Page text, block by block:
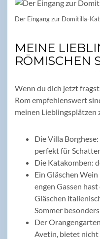
Der Eingang zur Domitilla-
MEINE
RÖMISCHEN
Wenn du dich jetzt
Rom empfehlenswert
meinen Lieblingsplätzen
Die Villa
perfekt für
Die Katakomben:
Ein Gläschen
engen Gassen
Gläschen
Sommer
Der
Avetin, bietet